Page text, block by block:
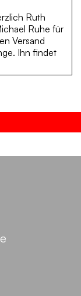
Ruth
Ruhe für
Versand
Ihn findet